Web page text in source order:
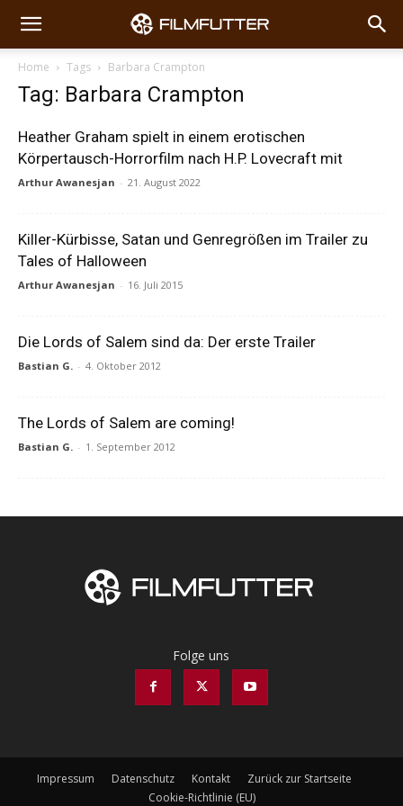
Home Tags Barbara Crampton
Tag: Barbara Crampton
Heather Graham spielt in einem erotischen
Körpertausch-Horrorfilm nach H.P. Lovecraft mit
Arthur Awanesjan - 21. August 2022
Killer-Kürbisse, Satan und Genregrößen im Trailer zu
Tales of Halloween
Arthur Awanesjan - 16. Juli 2015
Die Lords of Salem sind da: Der erste Trailer
Bastian G. - 4. Oktober 2012
The Lords of Salem are coming!
Bastian G. - 1. September 2012
Folge uns
Impressum Datenschutz Kontakt
Zurück zur Startseite
Cookie-Richtlinie (EU)